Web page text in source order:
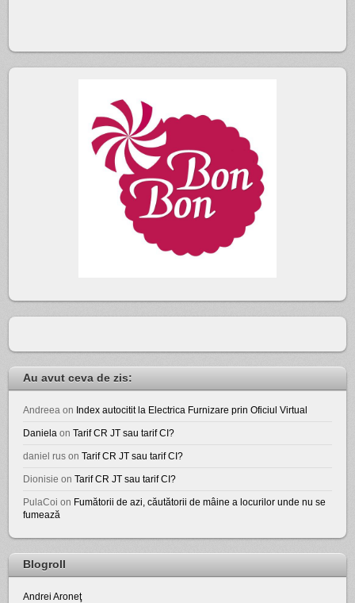
Au avut ceva de zis:
Andreea on Index autocitit la Electrica Furnizare prin Oficiul Virtual
Daniela onTarif CR JT sau tarif CI?
daniel rus onTarif CR JT sau tarif CI?
Dionisie onTarif CR JT sau tarif CI?
PulaCoi on Fumătorii de azi, căutătorii de mâine a locurilor unde nu se
fumează
Blogroll
Andrei Aroneţ